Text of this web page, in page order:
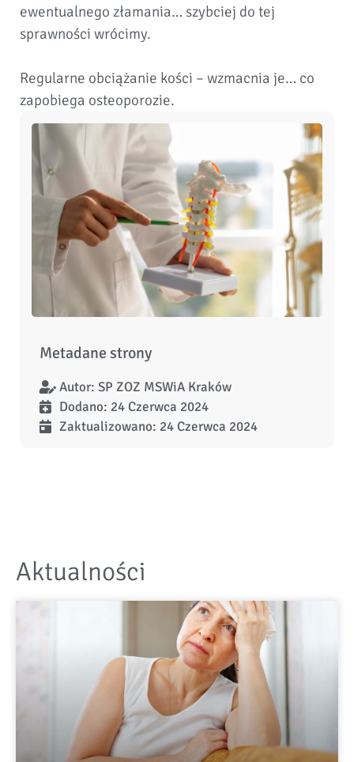
ewentualnego złamania… szybciej do tej
sprawności wrócimy.
Regularne obciążanie kości – wzmacnia je… co
zapobiega osteoporozie.
Metadane strony
Autor: SP ZOZ MSWiA Kraków
Dodano: 24 Czerwca 2024
Zaktualizowano: 24 Czerwca 2024
Aktualności